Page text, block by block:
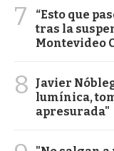
7
“Esto que
tras la
Montevideo
8
Javier
lumínica,
apresurada"